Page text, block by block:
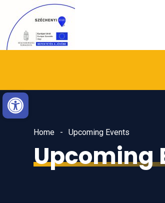
Eszköztár megnyitása
Content
navigációhoz
Home Upcoming Events
Upcoming